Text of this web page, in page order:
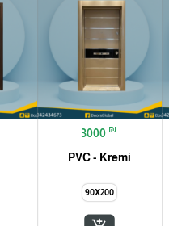
3000 ₪
PVC - Kremi
90X200